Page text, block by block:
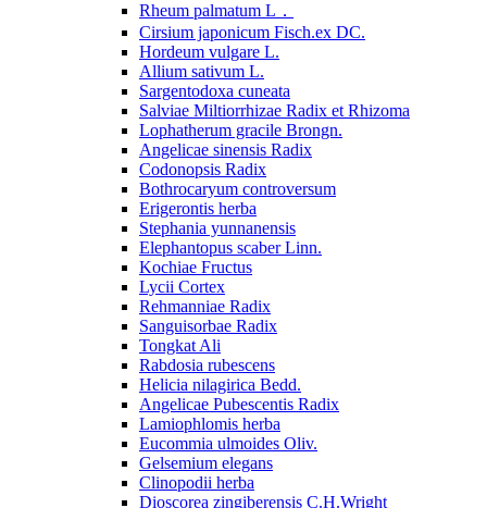
Rheum palmatum L．
Cirsium japonicum Fisch.ex DC.
Hordeum vulgare L.
Allium sativum L.
Sargentodoxa cuneata
Salviae Miltiorrhizae Radix et Rhizoma
Lophatherum gracile Brongn.
Angelicae sinensis Radix
Codonopsis Radix
Bothrocaryum controversum
Erigerontis herba
Stephania yunnanensis
Elephantopus scaber Linn.
Kochiae Fructus
Lycii Cortex
Rehmanniae Radix
Sanguisorbae Radix
Tongkat Ali
Rabdosia rubescens
Helicia nilagirica Bedd.
Angelicae Pubescentis Radix
Lamiophlomis herba
Eucommia ulmoides Oliv.
Gelsemium elegans
Clinopodii herba
Dioscorea zingiberensis C.H.Wright